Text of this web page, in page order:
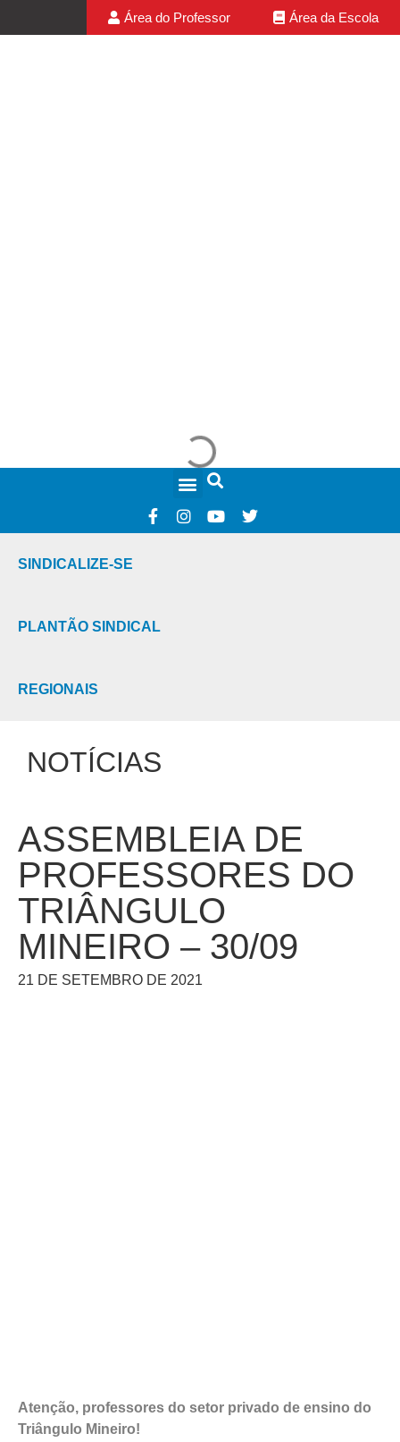
Área do Professor Área da Escola
SINDICALIZE-SE
PLANTÃO SINDICAL
REGIONAIS
NOTÍCIAS
ASSEMBLEIA DE
PROFESSORES DO
TRIÂNGULO
MINEIRO – 30/09
21 DE SETEMBRO DE 2021
Atenção, professores do setor privado de ensino do
Triângulo Mineiro!